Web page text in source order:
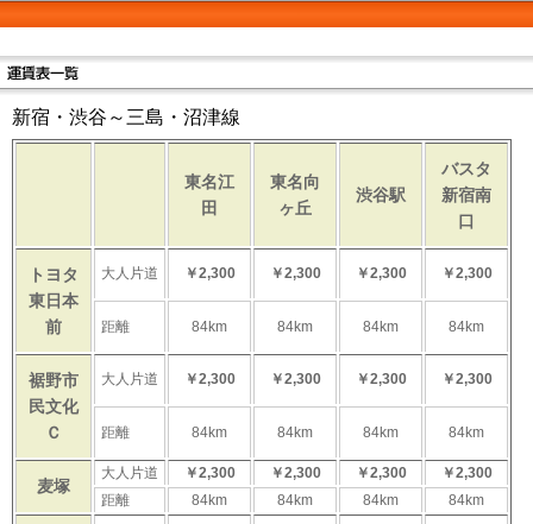
新宿・渋谷～三島・沼津線
東名江
田
東名向
ヶ丘
渋谷駅
バスタ
新宿南
口
トヨタ
東日本
前
大人片道 ￥2,300 ￥2,300 ￥2,300 ￥2,300
距離 84km 84km 84km 84km
裾野市
民文化
Ｃ
大人片道 ￥2,300 ￥2,300 ￥2,300 ￥2,300
距離 84km 84km 84km 84km
麦塚
大人片道 ￥2,300 ￥2,300 ￥2,300
￥2,300
距離
84km 84km 84km 84km